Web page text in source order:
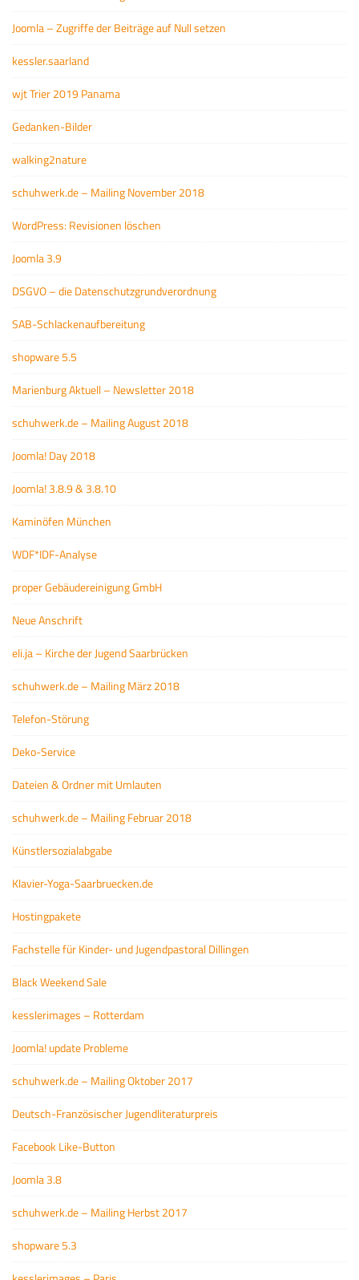
Joomla – Zugriffe der Beiträge auf Null setzen
kessler.saarland
wjt Trier 2019 Panama
Gedanken-Bilder
walking2nature
schuhwerk.de – Mailing November 2018
WordPress: Revisionen löschen
Joomla 3.9
DSGVO – die Datenschutzgrundverordnung
SAB-Schlackenaufbereitung
shopware 5.5
Marienburg Aktuell – Newsletter 2018
schuhwerk.de – Mailing August 2018
Joomla! Day 2018
Joomla! 3.8.9 & 3.8.10
Kaminöfen München
WDF*IDF-Analyse
proper Gebäudereinigung GmbH
Neue Anschrift
eli.ja – Kirche der Jugend Saarbrücken
schuhwerk.de – Mailing März 2018
Telefon-Störung
Deko-Service
Dateien & Ordner mit Umlauten
schuhwerk.de – Mailing Februar 2018
Künstlersozialabgabe
Klavier-Yoga-Saarbruecken.de
Hostingpakete
Fachstelle für Kinder- und Jugendpastoral Dillingen
Black Weekend Sale
kesslerimages – Rotterdam
Joomla! update Probleme
schuhwerk.de – Mailing Oktober 2017
Deutsch-Französischer Jugendliteraturpreis
Facebook Like-Button
Joomla 3.8
schuhwerk.de – Mailing Herbst 2017
shopware 5.3